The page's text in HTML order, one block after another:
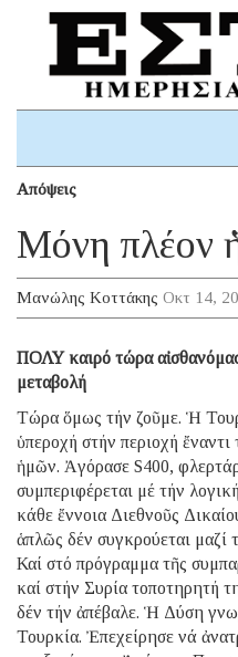
Απόψεις
Μόνη πλέον
Μανώλης Κοττάκης Οκτ 14,
ΠΟΛΥ καιρό τώρα
μεταβολή
Τώρα ὅμως τήν ζοῦμε. Ἡ
ὑπεροχή στήν περιοχή
ἡμῶν. Ἀγόρασε S400,
συμπεριφέρεται μέ τήν
κάθε ἔννοια Διεθνοῦς
ἁπλῶς δέν συγκρούεται μαζί
Καί στό πρόγραμμα τῆς
καί στήν Συρία τοποτηρητή
δέν τήν ἀπέβαλε. Ἡ Δύση
Τουρκία. Ἐπεχείρησε νά